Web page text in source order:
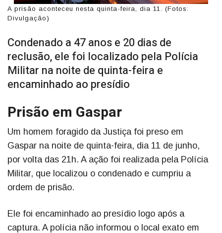
A prisão aconteceu nesta quinta-feira, dia 11. (Fotos:
Divulgação)
Condenado a 47 anos e 20 dias de
reclusão, ele foi localizado pela Polícia
Militar na noite de quinta-feira e
encaminhado ao presídio
Prisão em Gaspar
Um homem foragido da Justiça foi preso em
Gaspar na noite de quinta-feira, dia 11 de junho,
por volta das 21h. A ação foi realizada pela Polícia
Militar, que localizou o condenado e cumpriu a
ordem de prisão.
Ele foi encaminhado ao presídio logo após a
captura. A polícia não informou o local exato em